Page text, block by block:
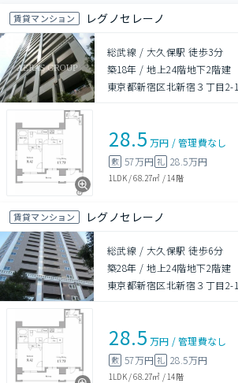
賃貸マンション レグノセレーノ
総武線 / 大久保駅 徒歩3分
築18年 /地上24階地下2階建
東京都新宿区北新宿３丁目2-1
28.5 万円 /管理費なし
敷 57万円 礼 28.5万円
1LDK/68.27㎡ / 14階
賃貸マンション レグノセレーノ
総武線 / 大久保駅 徒歩6分
築28年 /地上24階地下2階建
東京都新宿区北新宿３丁目2-1
28.5 万円 /管理費なし
敷 57万円 礼 28.5万円
1LDK/68.27㎡ / 14階